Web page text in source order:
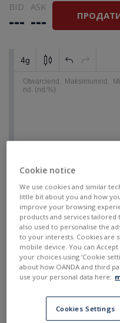
BID
---
ASK
---
Cookie notice
We use cookies and similar
little bit about you and how
improve your browsing
products and services
also used to personalise the
to your interests. Cookies
mobile device. You can
your choices using ‘Cookie
about how OANDA and third
use your personal data here:
Cookies Settings